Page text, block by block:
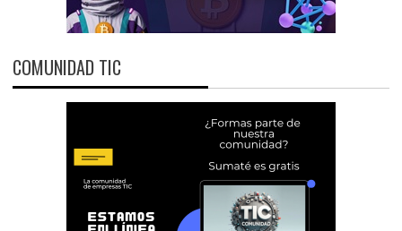
COMUNIDAD TIC